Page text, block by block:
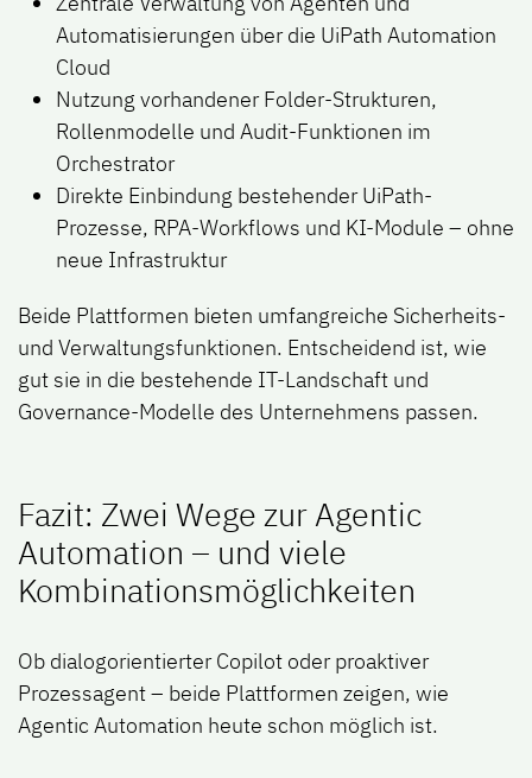
Automatisierungen über die UiPath Automation
Cloud
Nutzung vorhandener Folder-Strukturen,
Rollenmodelle und Audit-Funktionen im
Orchestrator
Direkte Einbindung bestehender UiPath-
Prozesse, RPA-Workflows und KI-Module – ohne
neue Infrastruktur
Beide Plattformen bieten umfangreiche Sicherheits-
und Verwaltungsfunktionen. Entscheidend ist, wie
gut sie in die bestehende IT-Landschaft und
Governance-Modelle des Unternehmens passen.
Fazit: Zwei Wege zur Agentic
Automation – und viele
Kombinationsmöglichkeiten
Ob dialogorientierter Copilot oder proaktiver
Prozessagent – beide Plattformen zeigen, wie
Agentic Automation heute schon möglich ist.